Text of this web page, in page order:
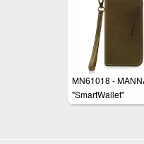
MN61018 -
"SmartWallet"
Handgelenktasche